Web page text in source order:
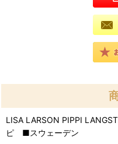
LISA LARSON PIPPI
ピ ■スウェーデン